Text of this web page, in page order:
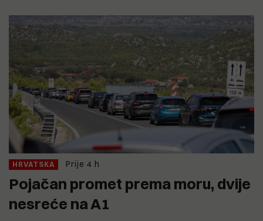
HRVATSKA Prije 4 h
Pojačan promet prema moru, dvije
nesreće na A1